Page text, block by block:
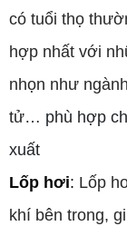
có tuổi thọ
hợp nhất với
nhọn như
tử… phù hợp
xuất
Lốp hơi: Lốp
khí bên trong,